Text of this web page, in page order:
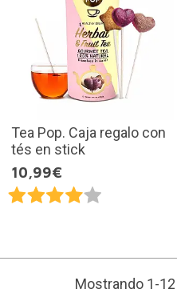
Tea Pop. Caja regalo con
tés en stick
10,99€
Mostrando 1-